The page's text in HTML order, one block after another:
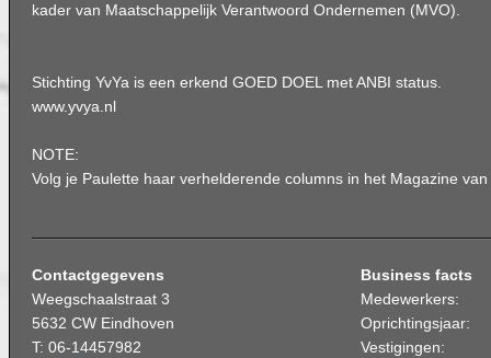
kader van Maatschappelijk Verantwoord Ondernemen (MVO).
Stichting YvYa is een erkend GOED DOEL met ANBI status.
www.yvya.nl
NOTE:
Volg je Paulette haar verhelderende columns in het Magazine
Contactgegevens
Weegschaalstraat 3
5632 CW Eindhoven
T: 06-14457982
Business facts
Medewerkers:
Oprichtingsjaar:
Vestigingen: